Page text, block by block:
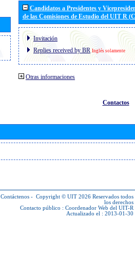
Candidatos a Presidentes y
de las Comisiones de Estudio del UIT R
Invitación
Replies received by BR Inglés solamente
Otras informaciones
Contactos
Contáctenos - Copyright © UIT 2026 Reservados todos
los derechos
Contacto público : Coordenador Web del UIT-R
Actualizado el : 2013-01-30